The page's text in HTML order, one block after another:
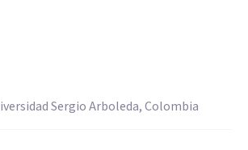
Sergio Arboleda, Colombia